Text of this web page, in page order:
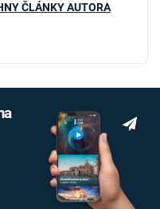
ČLÁNKY AUTORA